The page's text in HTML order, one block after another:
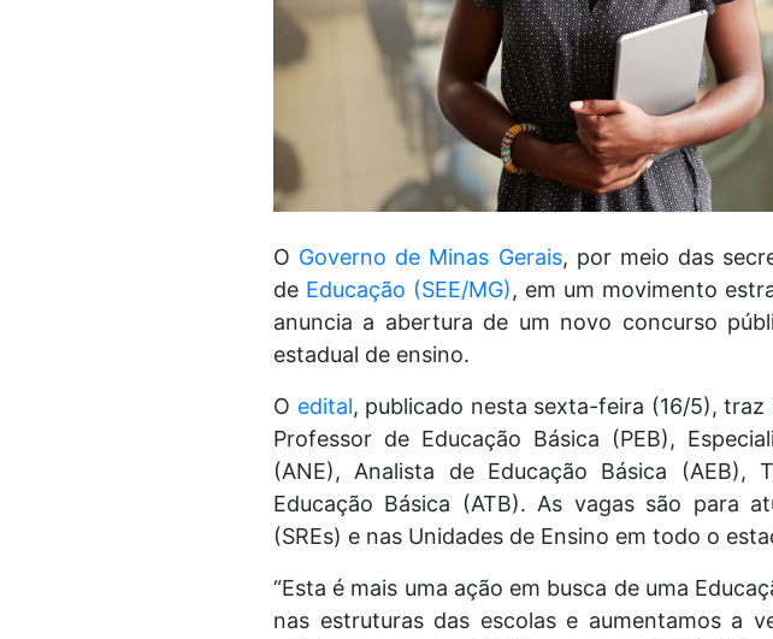
O Governo de Minas Gerais, por meio das
de Educação (SEE/MG), em um movimento
anuncia a abertura de um novo concurso
estadual de ensino.
O edital, publicado nesta sexta-feira (16/5),
Professor de Educação Básica (PEB),
(ANE), Analista de Educação Básica
Educação Básica (ATB). As vagas são para
(SREs) e nas Unidades de Ensino em todo o
“Esta é mais uma ação em busca de uma
nas estruturas das escolas e aumentamos a